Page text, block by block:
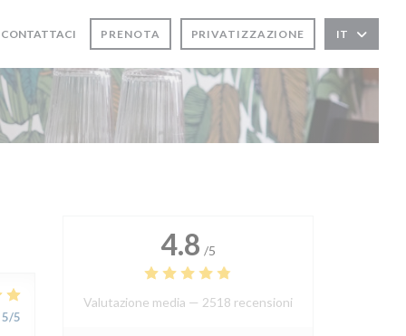
UNA NUOVA FINESTRA))
CONTATTACI PRENOTA PRIVATIZZAZIONE IT
5/5
4.8 /5
Valutazione media — 2518 recensioni